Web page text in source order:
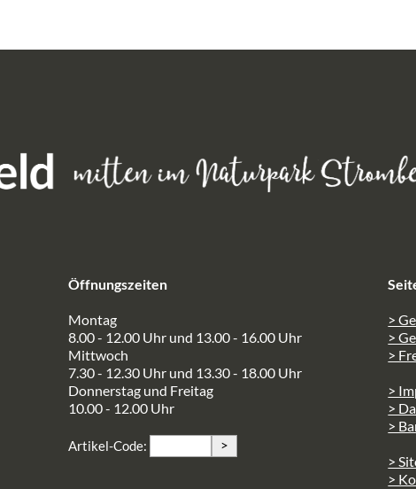
Öffnungszeiten
Montag
8.00 - 12.00 Uhr und 13.00 - 16.00 Uhr
Mittwoch
7.30 - 12.30 Uhr und 13.30 - 18.00 Uhr
Donnerstag und Freitag
10.00 - 12.00 Uhr
Artikel-Code: >
>
>
>
>
>
>
>
>